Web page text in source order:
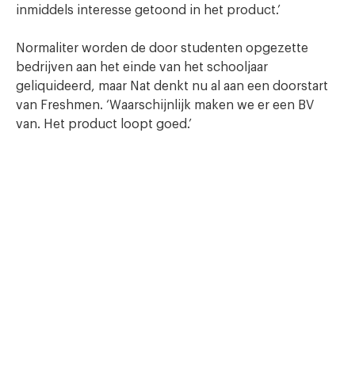
inmiddels interesse getoond in het product.’
Normaliter worden de door studenten opgezette
bedrijven aan het einde van het schooljaar
geliquideerd, maar Nat denkt nu al aan een doorstart
van Freshmen. ‘Waarschijnlijk maken we er een BV
van. Het product loopt goed.’